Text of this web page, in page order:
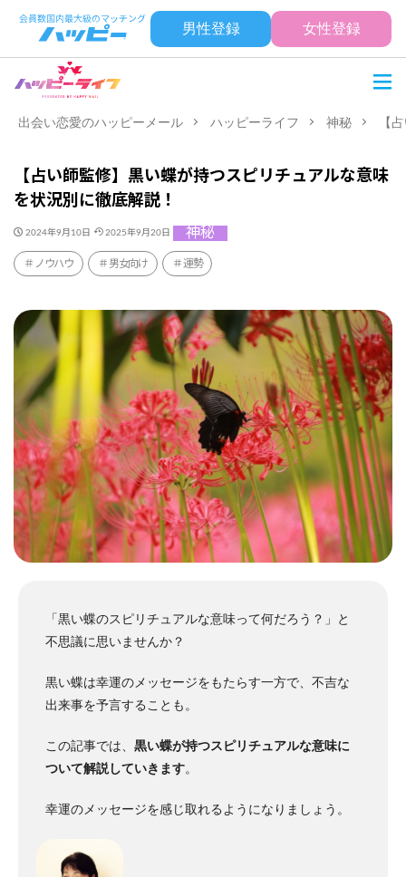
男性登録 女性登録
出会い恋愛のハッピーメール ハッピーライフ 神秘 【
【占い師監修】黒い蝶が持つスピリチュアルな意味
を状況別に徹底解説！
2024年9月10日 2025年9月20日 神秘
ノウハウ 男女向け 運勢
「黒い蝶のスピリチュアルな意味って何だろう？」と
不思議に思いませんか？
黒い蝶は幸運のメッセージをもたらす一方で、不吉な
出来事を予言することも。
この記事では、 黒い蝶が持つスピリチュアルな意味に
ついて解説していきます。
幸運のメッセージを感じ取れるようになりましょう。